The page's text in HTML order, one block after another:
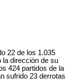
22 de los 1.035
la dirección de su
424 partidos de la
sufrido 23 derrotas